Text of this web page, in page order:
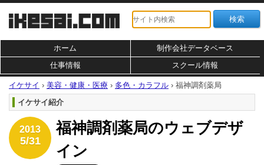
ホーム
制作会社データベース
仕事情報
スクール情報
イケサイ › 美容・健康・医療 › 多色・カラフル › 福神調剤薬局
イケサイ紹介
2013
5/31
福神調剤薬局のウェブデザ
イン